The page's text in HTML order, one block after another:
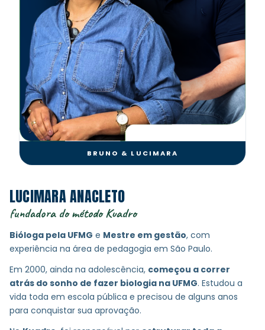
BRUNO & LUCIMARA
LUCIMARA ANACLETO
fundadora do método Kuadro
Bióloga pela UFMG e Mestre em gestão, com
experiência na área de pedagogia em São Paulo.
Em 2000, ainda na adolescência, começou a correr
atrás do sonho de fazer biologia na UFMG. Estudou a
vida toda em escola pública e precisou de alguns anos
para conquistar sua aprovação.